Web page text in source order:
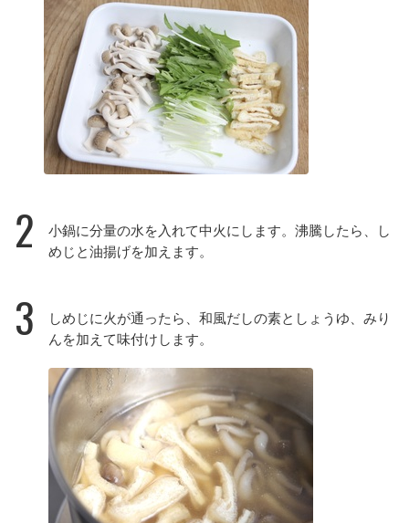
2
小鍋に分量の水を入れて中火にします。沸騰したら、し
めじと油揚げを加えます。
3
しめじに火が通ったら、和風だしの素としょうゆ、みり
んを加えて味付けします。